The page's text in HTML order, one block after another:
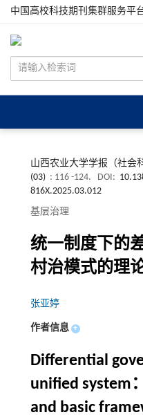
中国高校科技期刊集群服务平
山西农业大学学报（社会
(03) : 116 -124. DOI:
816X.2025.03.012
基层治理
统一制度下的
村治模式的理
张亚婷
作者信息 +
Differential
unified system
and basic